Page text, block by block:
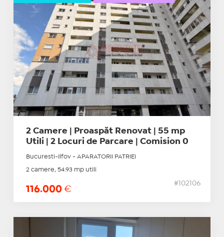
2 Camere | Proaspăt Renovat | 55 mp
Utili | 2 Locuri de Parcare | Comision 0
Bucuresti-Ilfov - APARATORII PATRIEI
2 camere, 54.93 mp utili
116.000 €
#102106